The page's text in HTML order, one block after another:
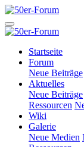
Startseite
Forum
Neue Beiträge
Aktuelles
Neue Beiträge
Ressourcen
Wiki
Galerie
Neue Medien